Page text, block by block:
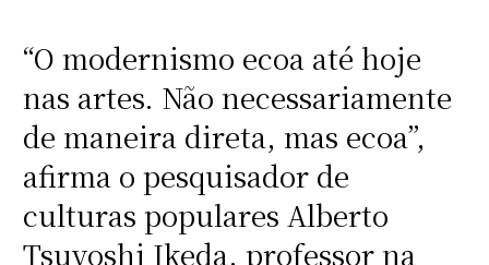
“O modernismo ecoa até hoje
nas artes. Não necessariamente
de maneira direta, mas ecoa”,
afirma o pesquisador de
culturas populares Alberto
Tsuyoshi Ikeda, professor na